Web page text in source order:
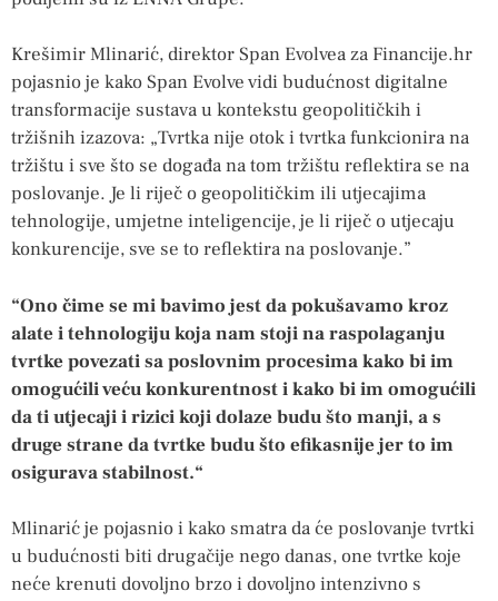
Krešimir Mlinarić, direktor Span Evolvea za Financije.hr
pojasnio je kako Span Evolve vidi budućnost digitalne
transformacije sustava u kontekstu geopolitičkih i
tržišnih izazova: „Tvrtka nije otok i tvrtka funkcionira na
tržištu i sve što se događa na tom tržištu reflektira se na
poslovanje. Je li riječ o geopolitičkim ili utjecajima
tehnologije, umjetne inteligencije, je li riječ o utjecaju
konkurencije, sve se to reflektira na poslovanje.”
“Ono čime se mi bavimo jest da pokušavamo kroz
alate i tehnologiju koja nam stoji na raspolaganju
tvrtke povezati sa poslovnim procesima kako bi im
omogućili veću konkurentnost i kako bi im omogućili
da ti utjecaji i rizici koji dolaze budu što manji, a s
druge strane da tvrtke budu što efikasnije jer to im
osigurava stabilnost.“
Mlinarić je pojasnio i kako smatra da će poslovanje tvrtki
u budućnosti biti drugačije nego danas, one tvrtke koje
neće krenuti dovoljno brzo i dovoljno intenzivno s